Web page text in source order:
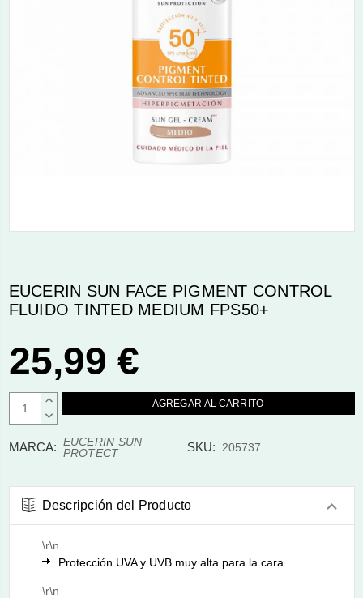
EUCERIN SUN FACE PIGMENT CONTROL
FLUIDO TINTED MEDIUM FPS50+
25,99 €
AUMENTAR
CANTIDAD:
DISMINUIR
MARCA: EUCERIN SUN
PROTECT
SKU: 205737
Descripción del Producto
\r\n
Protección UVA y UVB muy alta para la cara
\r\n